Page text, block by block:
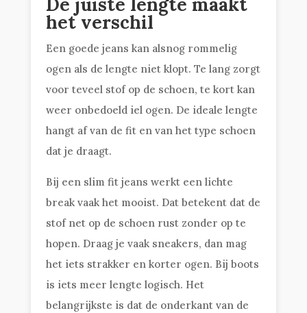
het verschil
Een goede jeans kan alsnog rommelig
ogen als de lengte niet klopt. Te lang zorgt
voor teveel stof op de schoen, te kort kan
weer onbedoeld iel ogen. De ideale lengte
hangt af van de fit en van het type schoen
dat je draagt.
Bij een slim fit jeans werkt een lichte
break vaak het mooist. Dat betekent dat de
stof net op de schoen rust zonder op te
hopen. Draag je vaak sneakers, dan mag
het iets strakker en korter ogen. Bij boots
is iets meer lengte logisch. Het
belangrijkste is dat de onderkant van de